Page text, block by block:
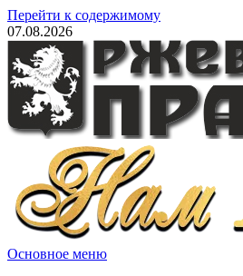
Перейти к содержимому
07.08.2026
Основное меню